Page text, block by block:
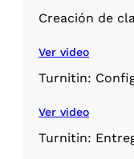
Creación de
Ver video
Turnitin:
Ver video
Turnitin: